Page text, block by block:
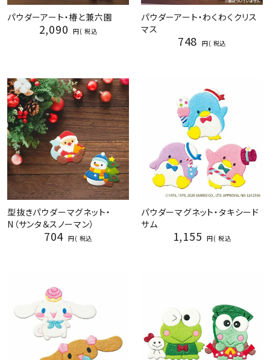
パウダーアート・椿と兼六園
2,090 税込
パウダーアート・わくわくクリス
マス
748 税込
型抜きパウダーマグネット・
N（サンタ＆スノーマン）
704 税込
パウダーマグネット・タキシード
サム
1,155 税込